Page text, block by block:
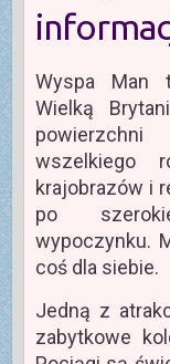
n
t
Wyspa Man
Wielką
wszelkiego
krajobrazów i
po
wypoczynku.
coś dla siebie.
Jedną z
zabytkowe